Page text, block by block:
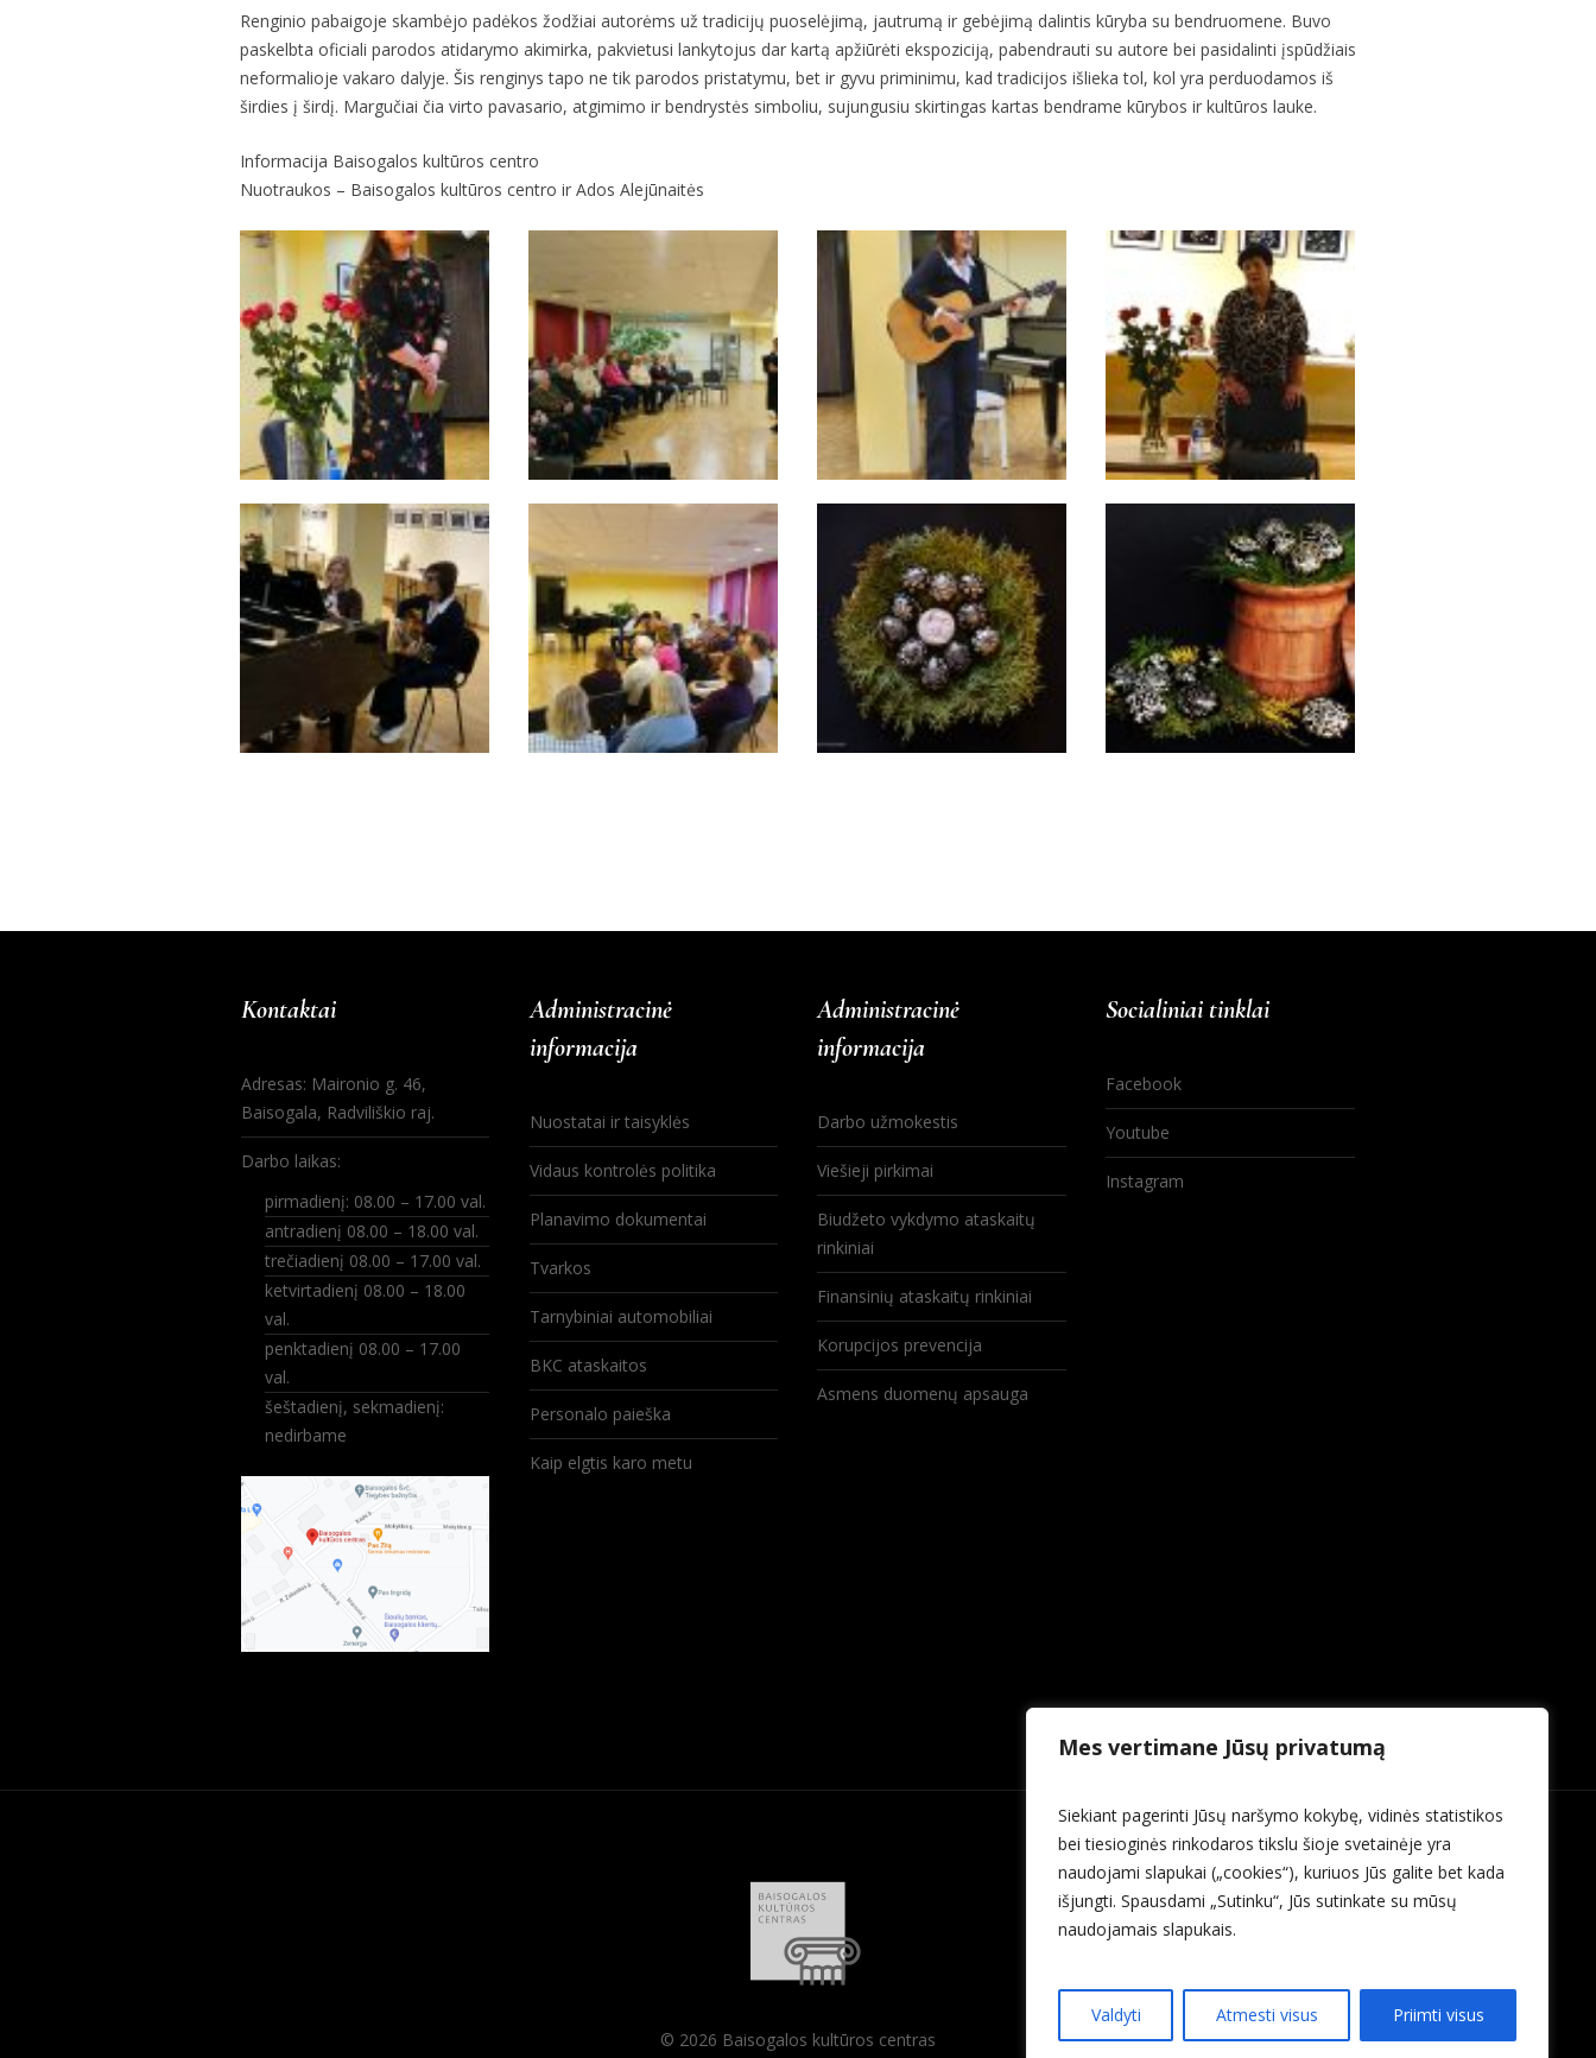
Mes vertimane Jūsų privatumą
Siekiant pagerinti Jūsų naršymo kokybę, vidinės statistikos
bei tiesioginės rinkodaros tikslu šioje svetainėje yra
naudojami slapukai („cookies“), kuriuos Jūs galite bet kada
išjungti. Spausdami „Sutinku“, Jūs sutinkate su mūsų
naudojamais slapukais.
Valdyti Atmesti visus Priimti visus
Renginio pabaigoje skambėjo padėkos žodžiai autorėms už tradicijų puoselėjimą, jautrumą ir gebėjimą dalintis kūryba su bendruomene. Buvo
paskelbta oficiali parodos atidarymo akimirka, pakvietusi lankytojus dar kartą apžiūrėti ekspoziciją, pabendrauti su autore bei pasidalinti įspūdžiais
neformalioje vakaro dalyje. Šis renginys tapo ne tik parodos pristatymu, bet ir gyvu priminimu, kad tradicijos išlieka tol, kol yra perduodamos iš
širdies į širdį. Margučiai čia virto pavasario, atgimimo ir bendrystės simboliu, sujungusiu skirtingas kartas bendrame kūrybos ir kultūros lauke.
Informacija Baisogalos kultūros centro
Nuotraukos – Baisogalos kultūros centro ir Ados Alejūnaitės
Kontaktai
Adresas: Maironio g. 46,
Baisogala, Radviliškio raj.
Darbo laikas:
pirmadienį: 08.00 – 17.00 val.
antradienį 08.00 – 18.00 val.
trečiadienį 08.00 – 17.00 val.
ketvirtadienį 08.00 – 18.00
val.
penktadienį 08.00 – 17.00
val.
šeštadienį, sekmadienį:
nedirbame
Administracinė
informacija
Nuostatai ir taisyklės
Vidaus kontrolės politika
Planavimo dokumentai
Tvarkos
Tarnybiniai automobiliai
BKC ataskaitos
Personalo paieška
Kaip elgtis karo metu
Administracinė
informacija
Darbo užmokestis
Viešieji pirkimai
Biudžeto vykdymo ataskaitų
rinkiniai
Finansinių ataskaitų rinkiniai
Korupcijos prevencija
Asmens duomenų apsauga
Socialiniai tinklai
Facebook
Youtube
Instagram
© 2026 Baisogalos kultūros centras